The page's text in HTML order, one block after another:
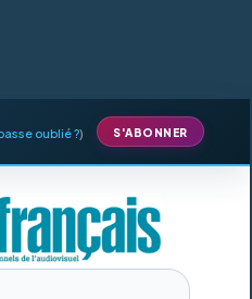
oublié ?) S'ABONNER